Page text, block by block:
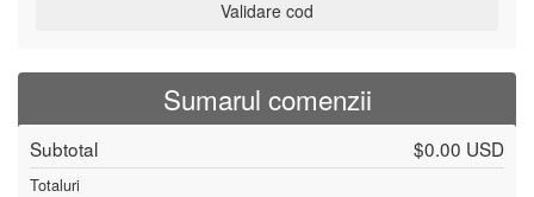
Validare cod
Sumarul comenzii
Subtotal $0.00 USD
Totaluri